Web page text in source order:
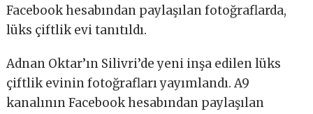
Facebook hesabından paylaşılan fotoğraflarda,
lüks çiftlik evi tanıtıldı.
Adnan Oktar’ın Silivri’de yeni inşa edilen lüks
çiftlik evinin fotoğrafları yayımlandı. A9
kanalının Facebook hesabından paylaşılan